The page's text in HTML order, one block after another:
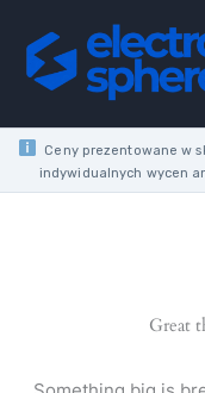
content
Ceny prezentowane w
indywidualnych wycen
Great